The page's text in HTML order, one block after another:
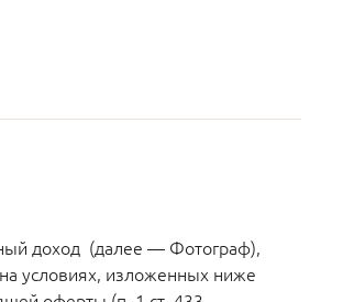
доход (далее — Фотограф),
условиях, изложенных ниже